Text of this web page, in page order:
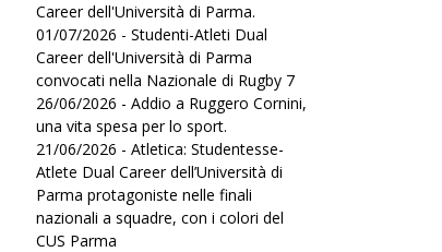
Career dell'Università di Parma.
01/07/2026 - Studenti-Atleti Dual
Career dell'Università di Parma
convocati nella Nazionale di Rugby 7
26/06/2026 - Addio a Ruggero Cornini,
una vita spesa per lo sport.
21/06/2026 - Atletica: Studentesse-
Atlete Dual Career dell’Università di
Parma protagoniste nelle finali
nazionali a squadre, con i colori del
CUS Parma